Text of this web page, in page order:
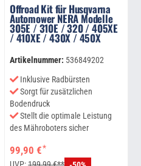
Offroad Kit für Husqvarna
Automower NERA Modelle
305E / 310E / 320 / 405XE
/ 410XE / 430X / 450X
Artikelnummer: 536849202
Inklusive Radbürsten
Sorgt für zusätzlichen
Bodendruck
Stellt die optimale Leistung
des Mähroboters sicher
99,90 €*